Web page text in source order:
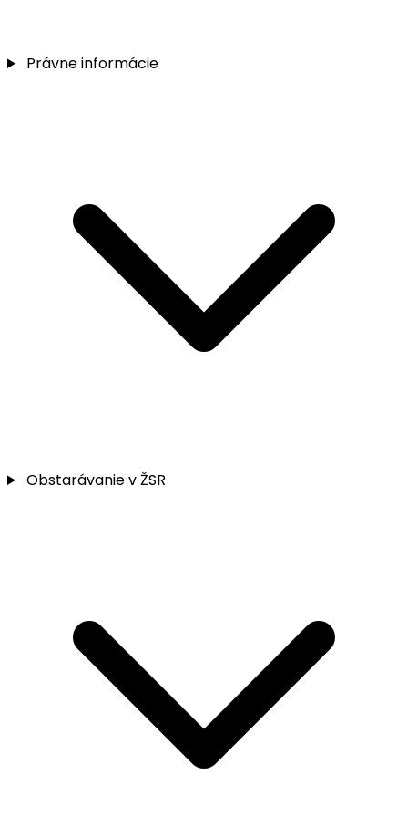
Právne informácie
Obstarávanie v ŽSR